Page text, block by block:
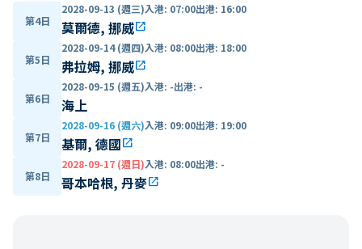
第4日
2028-09-13 (週三)入港: 07:00出港: 16:00
莫爾德, 挪威open_in_new
第5日
2028-09-14 (週四)入港: 08:00出港: 18:00
弗拉姆, 挪威open_in_new
第6日
2028-09-15 (週五)入港: -出港: -
海上
第7日
2028-09-16 (週六)入港: 09:00出港: 19:00
基爾, 德國open_in_new
第8日
2028-09-17 (週日)入港: 08:00出港: -
哥本哈根, 丹麥open_in_new